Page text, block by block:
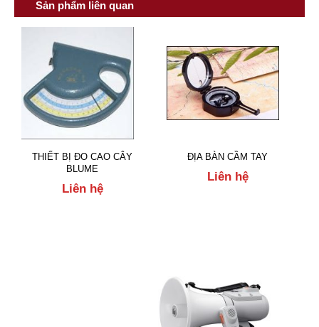
Sản phẩm liên quan
THIẾT BỊ ĐO CAO CÂY
BLUME
Liên hệ
ĐỊA BÀN CẦM TAY
Liên hệ